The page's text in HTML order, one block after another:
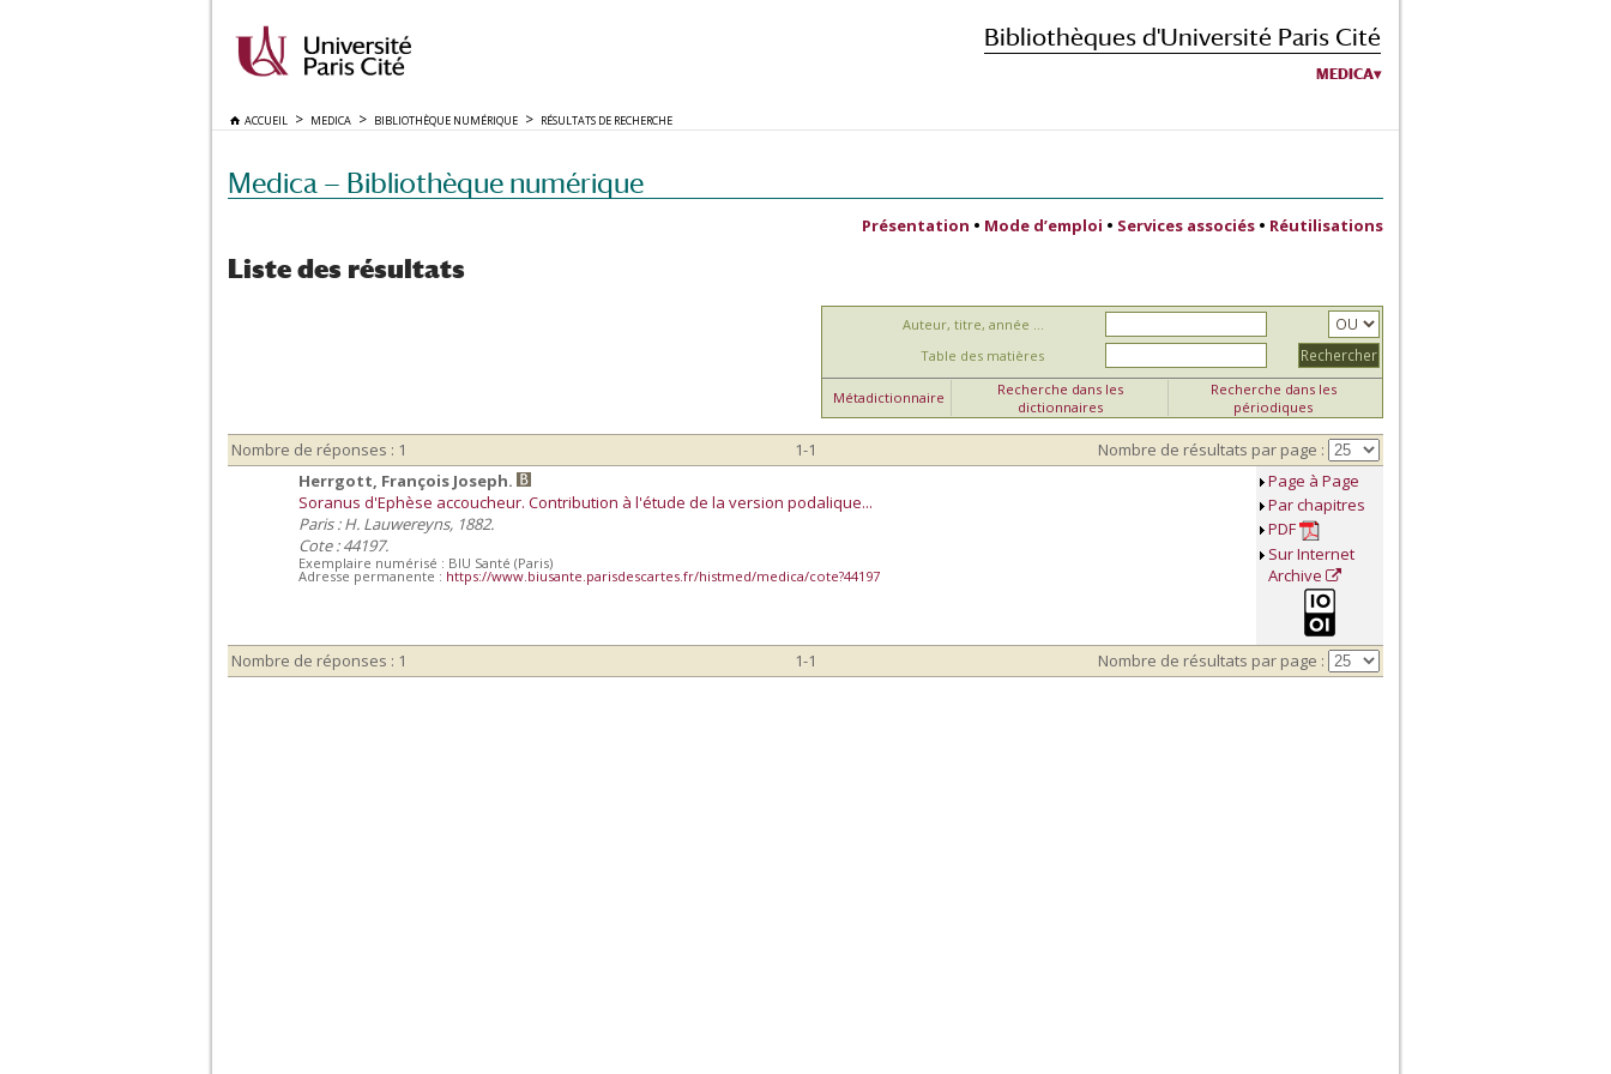
Bibliothèques d'Université Paris Cité
MEDICA
ACCUEIL MEDICA BIBLIOTHÈQUE NUMÉRIQUE RÉSULTATS DE RECHERCHE
Medica — Bibliothèque numérique
Présentation • Mode d’emploi • Services associés • Réutilisations
Liste des résultats
Auteur, titre, année ...
Table des matières
Métadictionnaire
Recherche dans les
dictionnaires
Recherche dans les
périodiques
Nombre de réponses : 1 1-1
Nombre de résultats par page :
Herrgott, François Joseph.
Soranus d'Ephèse accoucheur. Contribution à l'étude de la version podalique...
Paris : H. Lauwereyns, 1882.
Cote : 44197.
Exemplaire numérisé : BIU Santé (Paris)
Adresse permanente : https://www.biusante.parisdescartes.fr/histmed/medica/cote?44197
Page à Page
Par chapitres
PDF
Sur Internet
Archive
Nombre de réponses : 1 1-1 Nombre de résultats par page :